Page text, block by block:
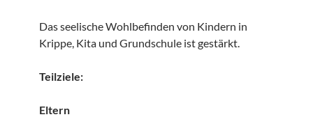
Das seelische Wohlbefinden von Kindern in
Krippe, Kita und Grundschule ist gestärkt.
Teilziele:
Eltern